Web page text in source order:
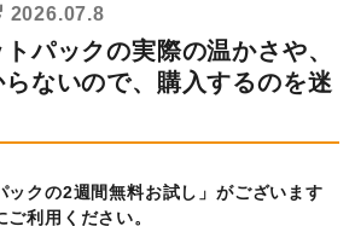
2026.07.8
パックの実際の温かさや、
ないので、購入するのを迷
ックの2週間無料お試し」がございます
利用ください。